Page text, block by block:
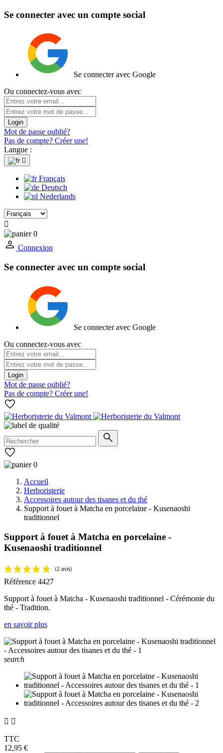
Se connecter avec un compte social
Se connecter avec Google
Ou connectez-vous avec
Login
Mot de passe oublié?
Pas de compte? Créer une!
Langue :

Français
Deutsch
Nederlands

0
Connexion
Se connecter avec un compte social
Se connecter avec Google
Ou connectez-vous avec
Login
Mot de passe oublié?
Pas de compte? Créer une!
0
Accueil
Herboristerie
Accessoires autour des tisanes et du thé
Support à fouet à Matcha en porcelaine - Kusenaoshi
traditionnel
Support à fouet à Matcha en porcelaine -
Kusenaoshi traditionnel
Référence 4427
Support à fouet à Matcha - Kusenaoshi traditionnel - Cérémonie du
thé - Tradition.
en savoir plus
search
 
TTC
12,95 €